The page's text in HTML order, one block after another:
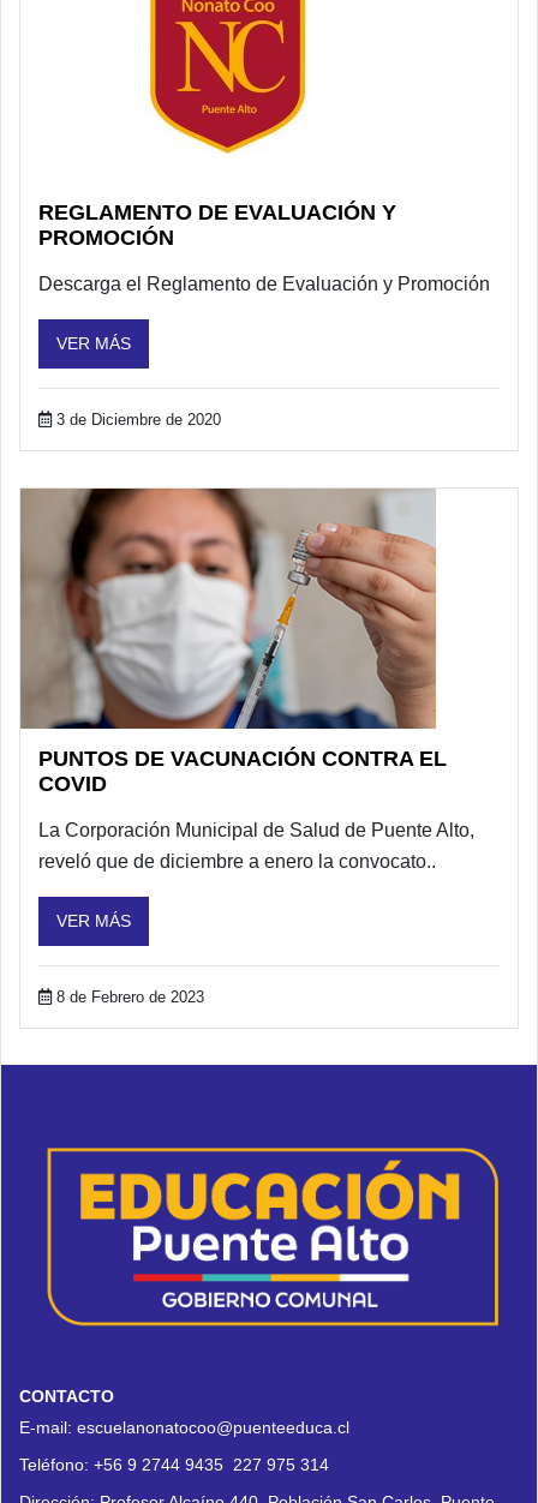
REGLAMENTO DE EVALUACIÓN Y
PROMOCIÓN
Descarga el Reglamento de Evaluación y Promoción
VER MÁS
3 de Diciembre de 2020
PUNTOS DE VACUNACIÓN CONTRA EL
COVID
La Corporación Municipal de Salud de Puente Alto,
reveló que de diciembre a enero la convocato..
VER MÁS
8 de Febrero de 2023
CONTACTO
E-mail: escuelanonatocoo@puenteeduca.cl
Teléfono: +56 9 2744 9435 227 975 314